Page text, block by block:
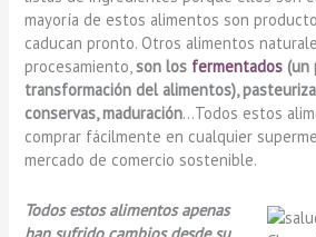
mayoría de estos alimentos son
caducan pronto. Otros alimentos
procesamiento,son los fermentados (un
transformación del alimentos),
conservas, maduración…Todos estos
comprar fácilmente en cualquier
mercado de comercio sostenible.
Todos estos alimentos apenas
han sufrido cambios desde su